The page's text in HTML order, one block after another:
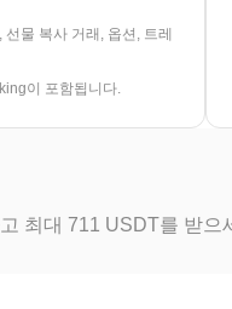
물 복사 거래, 옵션, 트레
이 포함됩니다.
최대 711 USDT를 받으